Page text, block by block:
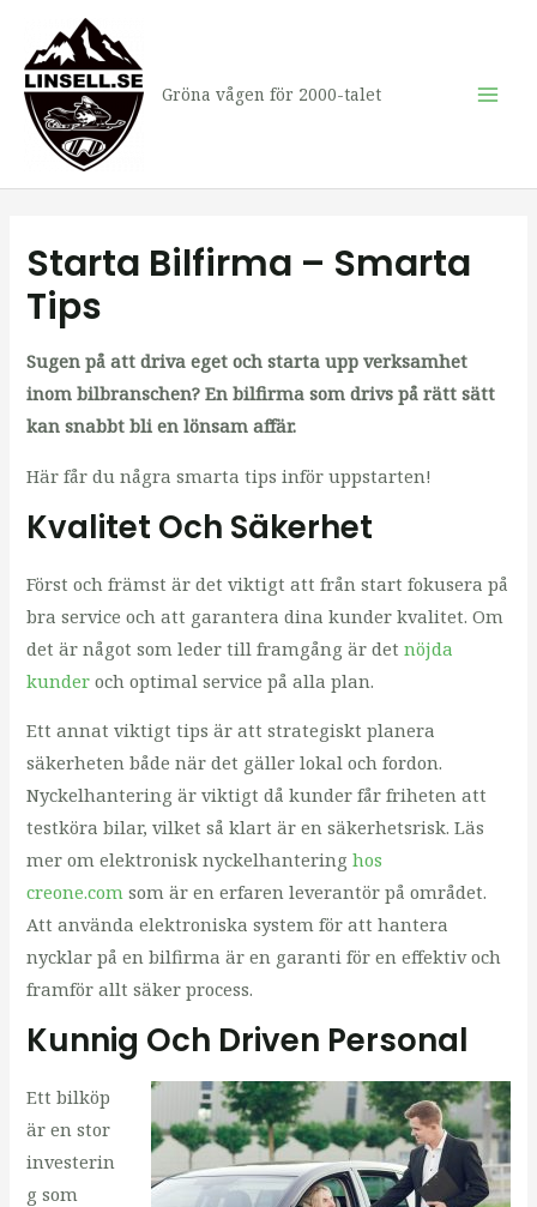
innehåll
Gröna vågen för 2000-talet
Starta Bilfirma – Smarta
Tips
Sugen på att driva eget och starta upp verksamhet
inom bilbranschen? En bilfirma som drivs på rätt sätt
kan snabbt bli en lönsam affär.
Här får du några smarta tips inför uppstarten!
Kvalitet Och Säkerhet
Först och främst är det viktigt att från start fokusera på
bra service och att garantera dina kunder kvalitet. Om
det är något som leder till framgång är detnöjda
kunder och optimal service på alla plan.
Ett annat viktigt tips är att strategiskt planera
säkerheten både när det gäller lokal och fordon.
Nyckelhantering är viktigt då kunder får friheten att
testköra bilar, vilket så klart är en säkerhetsrisk. Läs
mer om elektronisk nyckelhanteringhos
creone.com som är en erfaren leverantör på området.
Att använda elektroniska system för att hantera
nycklar på en bilfirma är en garanti för en effektiv och
framför allt säker process.
Kunnig Och Driven Personal
Ett bilköp
är en stor
investerin
g som